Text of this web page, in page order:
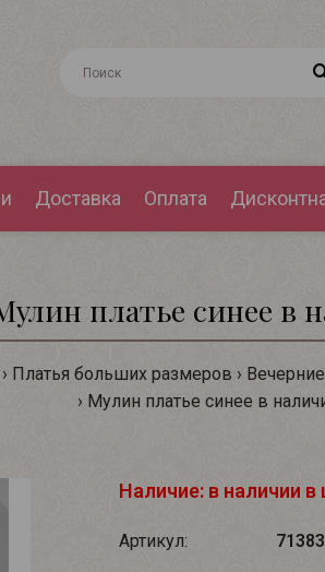
Доставка Оплата
платье синее в
Платья больших размеров
Мулин платье синее в
Наличие: в наличии
Артикул: 71383